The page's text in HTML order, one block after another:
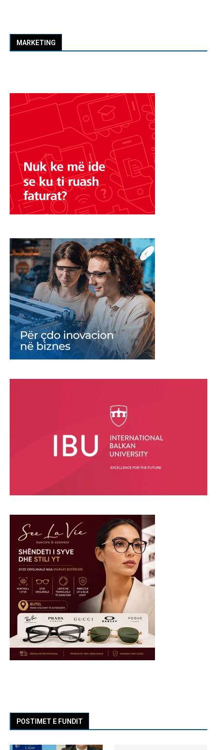
MARKETING
POSTIMET E FUNDIT